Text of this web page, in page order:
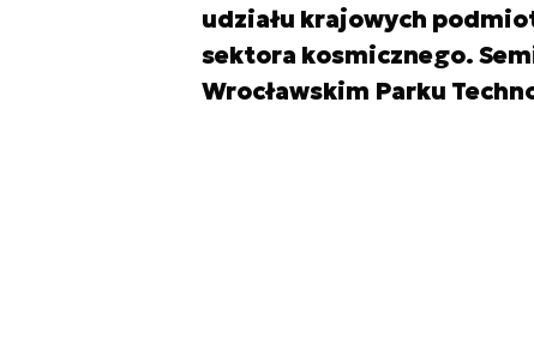
udziału krajowych
sektora kosmicznego.
Wrocławskim Parku